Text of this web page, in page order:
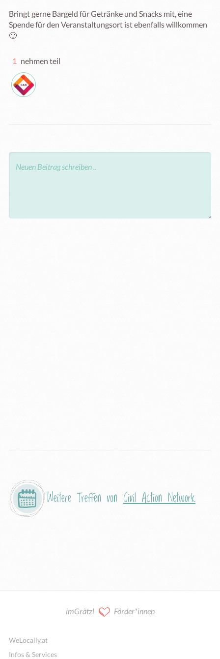
Bringt gerne Bargeld für Getränke und Snacks mit, eine
Spende für den Veranstaltungsort ist ebenfalls willkommen
1 nehmen teil
Weitere Treffen von Civil Action Network
imGrätzl Förder*innen
WeLocally.at
Infos & Services